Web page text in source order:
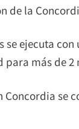
de la
se ejecuta
más de
se